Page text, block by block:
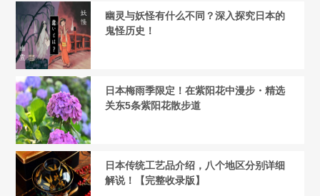
幽灵与妖怪有什么不同？深入探究日本的
鬼怪历史！
日本梅雨季限定！在紫阳花中漫步・精选
关东5条紫阳花散步道
日本传统工艺品介绍，八个地区分别详细
解说！【完整收录版】